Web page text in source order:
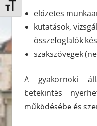
Betűméret váltása
előzetes
kutatások,
összefoglalók
szakszövegek
A gyakornoki
betekintés
működésébe és